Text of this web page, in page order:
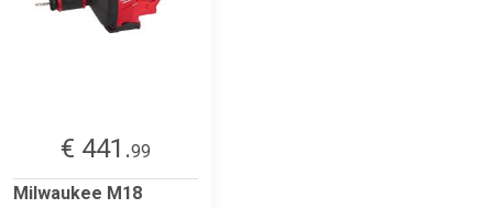
€ 441.99
Milwaukee M18